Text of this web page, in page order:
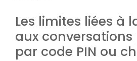
Les limites liées à
aux conversations
par code PIN ou